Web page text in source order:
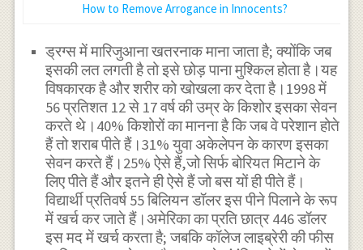
How to Remove Arrogance in Innocents?
ड्रग्स में मारिजुआना खतरनाक माना जाता है; क्योंकि जब
इसकी लत लगती है तो इसे छोड़ पाना मुश्किल होता है।यह
विषकारक है और शरीर को खोखला कर देता है।1998 में
56 प्रतिशत 12 से 17 वर्ष की उम्र के किशोर इसका सेवन
करते थे।40% किशोरों का मानना है कि जब वे परेशान होते
हैं तो शराब पीते हैं।31% युवा अकेलेपन के कारण इसका
सेवन करते हैं।25% ऐसे हैं,जो सिर्फ बोरियत मिटाने के
लिए पीते हैं और इतने ही ऐसे हैं जो बस यों ही पीते हैं।
विद्यार्थी प्रतिवर्ष 55 बिलियन डॉलर इस पीने पिलाने के रूप
में खर्च कर जाते हैं।अमेरिका का प्रति छात्र 446 डॉलर
इस मद में खर्च करता है; जबकि कॉलेज लाइब्रेरी की फीस